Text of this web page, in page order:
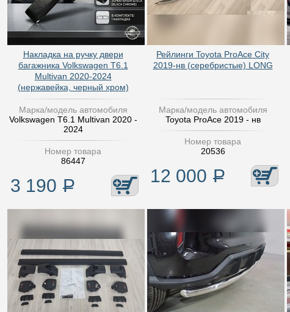
Накладка на ручку двери
багажника Volkswagen T6.1
Multivan 2020-2024
(нержавейка, черный хром)
Марка/модель автомобиля
Volkswagen T6.1 Multivan 2020 -
2024
Номер товара
86447
3 190 Р
Рейлинги Toyota ProAce City
2019-нв (серебристые) LONG
Марка/модель автомобиля
Toyota ProAce 2019 - нв
Номер товара
20536
12 000 Р